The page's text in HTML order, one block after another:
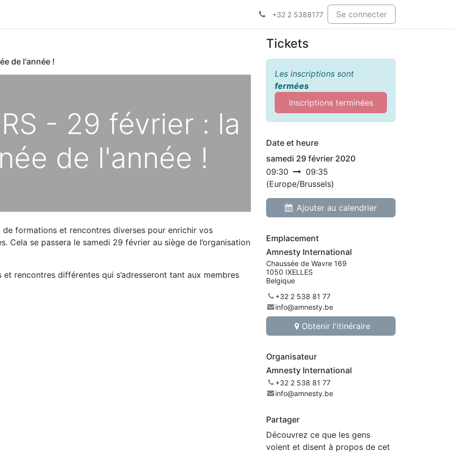
+32 2 5388177 Se connecter
de l'année !
- 29 février : la
de l'année !
formations et rencontres diverses pour enrichir vos
Cela se passera le samedi 29 février au siège de l’organisation
rencontres différentes qui s’adresseront tant aux membres
Tickets
Les inscriptions sont
fermées
Inscriptions terminées
Date et heure
samedi 29 février 2020
09:30
09:35
(Europe/Brussels)
Ajouter au calendrier
Emplacement
Amnesty International
Chaussée de Wavre 169
1050 IXELLES
Belgique
+32 2 538 81 77
info@amnesty.be
Obtenir l'itinéraire
Organisateur
Amnesty International
+32 2 538 81 77
info@amnesty.be
Partager
Découvrez ce que les gens
voient et disent à propos de cet